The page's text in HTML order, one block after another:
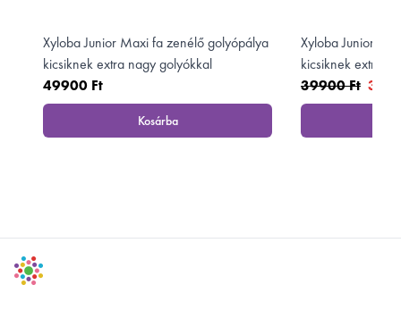
Xyloba Junior Maxi fa zenélő golyópálya
kicsiknek extra nagy golyókkal
49900 Ft
Kosárba
, Xyloba Junior Maxi fa zenélő golyópálya
Xyloba Junior
kicsiknek extra
39900 Ft